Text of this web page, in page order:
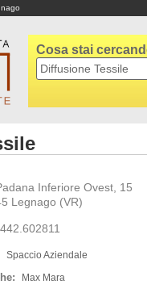
Cosa stai
Inferiore Ovest, 15
Legnago (VR)
Spaccio Aziendale
Max Mara